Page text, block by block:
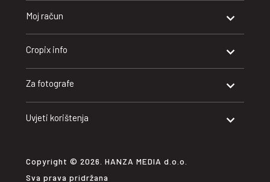
Moj račun
Cropix info
Za fotografe
Uvjeti korištenja
Copyright © 2026. HANZA MEDIA d.o.o.
Sva prava pridržana